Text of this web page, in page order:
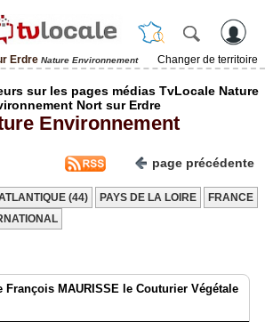
Erdre Nature Environnement
Changer de territoire
sur les pages médias TvLocale Nature
Nort sur Erdre
Environnement
page précédente
(44) PAYS DE LA LOIRE
FRANCE
François MAURISSE le Couturier Végétale